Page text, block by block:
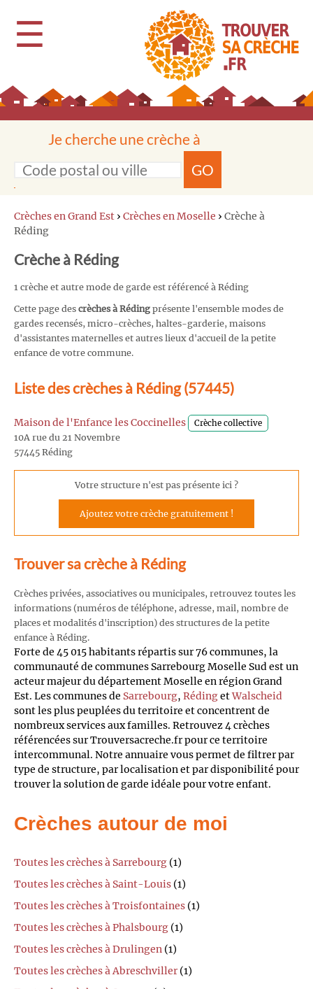
☰
Je cherche une crèche à
GO
Crèches en Grand Est › Crèches en Moselle › Crèche à
Réding
Crèche à Réding
1 crèche et autre mode de garde est référencé à Réding
Cette page des crèches à Réding présente l'ensemble modes de
gardes recensés, micro-crèches, haltes-garderie, maisons
d'assistantes maternelles et autres lieux d'accueil de la petite
enfance de votre commune.
Liste des crèches à Réding (57445)
Maison de l'Enfance les Coccinelles Crèche collective
10A rue du 21 Novembre
57445 Réding
Votre structure n'est pas présente ici ?
Ajoutez votre crèche gratuitement !
Trouver sa crèche à Réding
Crèches privées, associatives ou municipales, retrouvez toutes les
informations (numéros de téléphone, adresse, mail, nombre de
places et modalités d'inscription) des structures de la petite
enfance à Réding.
Forte de 45 015 habitants répartis sur 76 communes, la
communauté de communes Sarrebourg Moselle Sud est un
acteur majeur du département Moselle en région Grand
Est. Les communes de Sarrebourg, RédingetWalscheid
sont les plus peuplées du territoire et concentrent de
nombreux services aux familles. Retrouvez 4 crèches
référencées sur Trouversacreche.fr pour ce territoire
intercommunal. Notre annuaire vous permet de filtrer par
type de structure, par localisation et par disponibilité pour
trouver la solution de garde idéale pour votre enfant.
Crèches autour de moi
Toutes les crèches à Sarrebourg (1)
Toutes les crèches à Saint-Louis (1)
Toutes les crèches à Troisfontaines (1)
Toutes les crèches à Phalsbourg (1)
Toutes les crèches à Drulingen (1)
Toutes les crèches à Abreschviller (1)